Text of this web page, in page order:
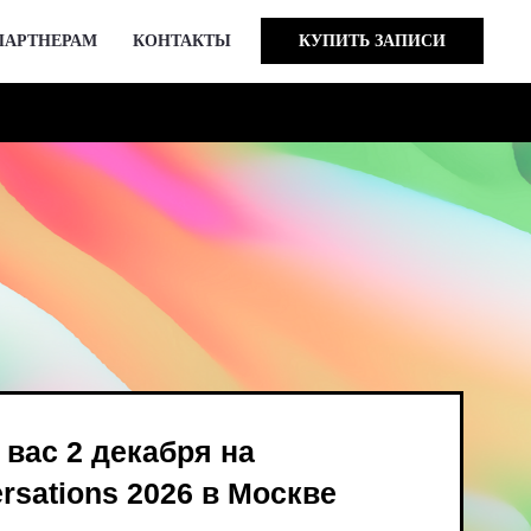
КОНТАКТЫ КУПИТЬ ЗАПИСИ
Bird и опен-колл
августе
на
в Москве